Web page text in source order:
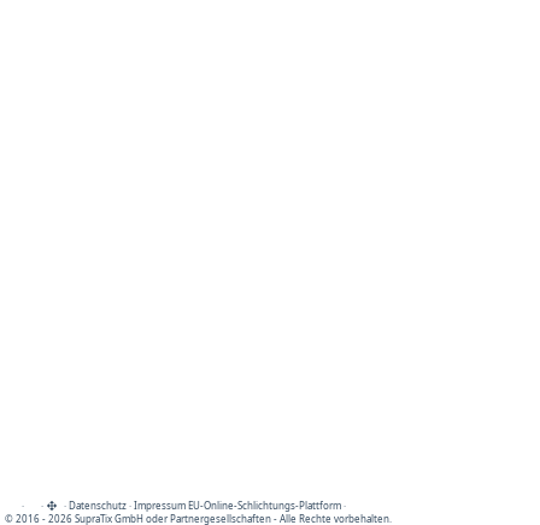
· · ·Datenschutz·Impressum EU-Online-Schlichtungs-Plattform·
© 2016 - 2026 SupraTix GmbH oder Partnergesellschaften - Alle Rechte vorbehalten.